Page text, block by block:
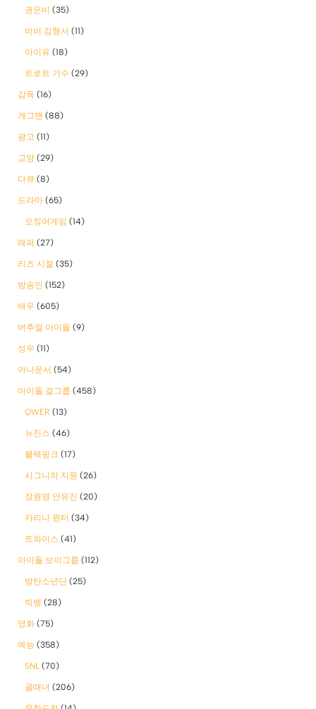
권은비 (35)
비비 김형서 (11)
아이유 (18)
트로트 가수 (29)
감독 (16)
개그맨 (88)
광고 (11)
교양 (29)
다큐 (8)
드라마 (65)
오징어게임 (14)
래퍼 (27)
리즈 시절 (35)
방송인 (152)
배우 (605)
버추얼 아이돌 (9)
성우 (11)
아나운서 (54)
아이돌 걸그룹 (458)
QWER (13)
뉴진스 (46)
블랙핑크 (17)
시그니처 지원 (26)
장원영 안유진 (20)
카리나 윈터 (34)
트와이스 (41)
아이돌 보이그룹 (112)
방탄소년단 (25)
빅뱅 (28)
영화 (75)
예능 (358)
SNL (70)
골때녀 (206)